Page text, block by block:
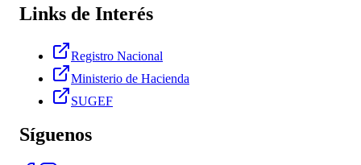
Links de Interés
Registro Nacional
Ministerio de Hacienda
SUGEF
Síguenos